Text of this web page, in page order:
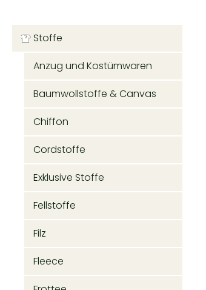
Stoffe
Anzug und Kostümwaren
Baumwollstoffe & Canvas
Chiffon
Cordstoffe
Exklusive Stoffe
Fellstoffe
Filz
Fleece